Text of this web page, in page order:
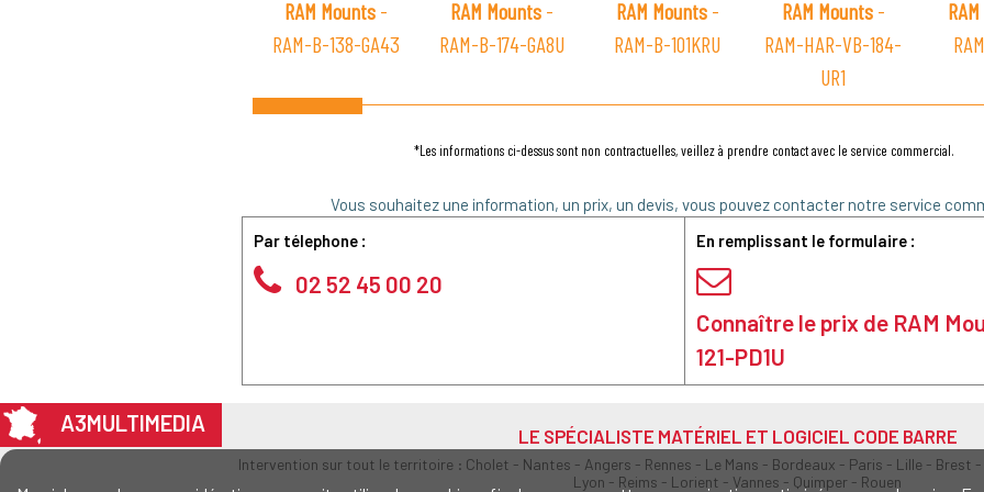
RAM Mounts-
RAM-B-138-GA43
RAM Mounts-
RAM-B-174-GA8U
RAM Mounts-
RAM-B-101KRU
RAM Mounts-
RAM-HAR-VB-184-
UR1
*Les informations ci-dessus sont non contractuelles, veillez à prendre contact avec le service commercial.
Vous souhaitez une information, un prix, un devis, vous pouvez contacter notre service
Par télephone :
02 52 45 00 20
En remplissant le formulaire :
Connaître le prix de RAM
121-PD1U
A3MULTIMEDIA LE SPÉCIALISTE MATÉRIEL ET LOGICIEL CODE BARRE
Intervention sur tout le territoire : Cholet - Nantes - Angers - Rennes - Le Mans - Bordeaux - Paris - Lille - Brest
Lyon - Reims - Lorient - Vannes - Quimper - Rouen